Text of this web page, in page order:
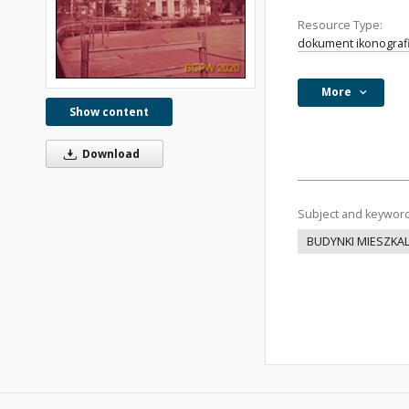
Show content
Download
Resource Type:
dokument
More
Subject and
BUDYNKI